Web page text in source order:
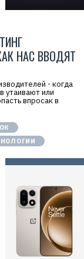
НАС ВВОДЯТ
- когда
утаивают или
впросак в
е
а
м
а
.
i
d
=
n
x
T
W